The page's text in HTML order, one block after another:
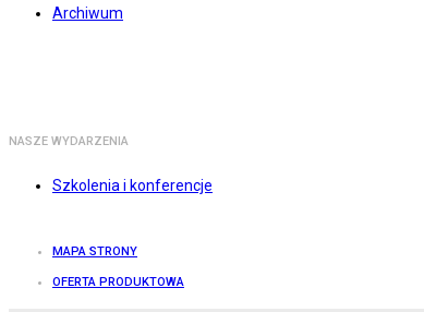
Archiwum
NASZE WYDARZENIA
Szkolenia i konferencje
MAPA STRONY
OFERTA PRODUKTOWA